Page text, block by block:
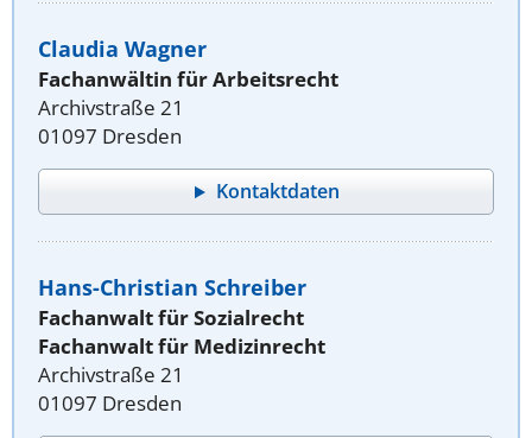
Claudia Wagner
Fachanwältin für Arbeitsrecht
Archivstraße 21
01097 Dresden
Kontaktdaten
Hans-Christian Schreiber
Fachanwalt für Sozialrecht
Fachanwalt für Medizinrecht
Archivstraße 21
01097 Dresden